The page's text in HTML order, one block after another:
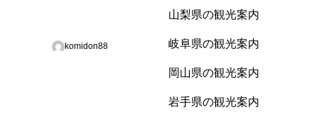
komidon88
山梨県の観光案内
岐阜県の観光案内
岡山県の観光案内
岩手県の観光案内